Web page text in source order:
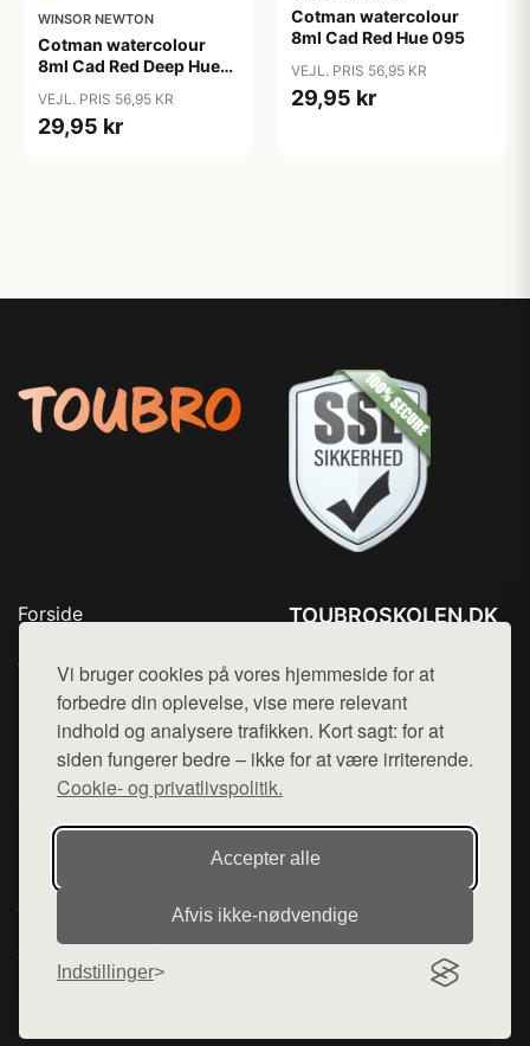
Vi bruger cookies på vores hjemmeside for at
forbedre din oplevelse, vise mere relevant
indhold og analysere trafikken. Kort sagt: for at
siden fungerer bedre – ikke for at være irriterende.
Cookie- og privatlivspolitik.
Accepter alle
Afvis ikke‑nødvendige
Indstillinger
WINSOR NEWTON
Cotman watercolour
8ml Cad Red Deep Hue
VEJL. PRIS 56,95 KR
29,95 kr
Cotman watercolour
8ml Cad Red Hue 095
VEJL. PRIS 56,95 KR
29,95 kr
Forside
Top Rabatter
Blog
Kontakt
TOUBROSKOLEN.DK
Mail: hej@want.dk
Cookie- og privatlivspolitik
Denne side er en del af want.dk, der udgiver en række
hjemmesider med præsentation af forskellige produkter fra
diverse webshops. Der sælges ikke varer fra denne side - vi
henviser til de shops, som sælger varen. Vi har heller ikke
varerne på lager.